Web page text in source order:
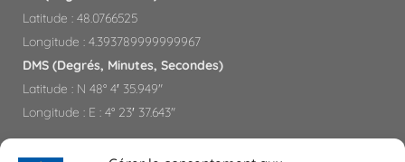
Latitude : 48.0766525
Longitude : 4.393789999999967
DMS (Degrés, Minutes, Secondes)
Latitude : N 48° 4′ 35.949″
Longitude : E : 4° 23′ 37.643″